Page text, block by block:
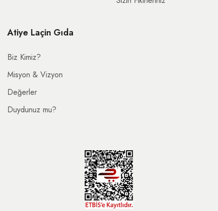
Atiye Laçin Gıda
Biz Kimiz?
Misyon & Vizyon
Değerler
Duydunuz mu?